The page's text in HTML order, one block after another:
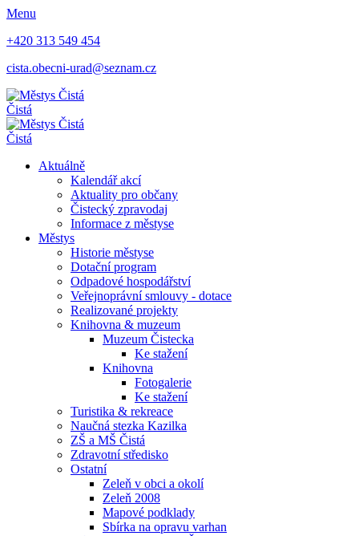
Menu
+420 313 549 454
cista.obecni-urad@seznam.cz
Čistá
Čistá
Aktuálně
Kalendář akcí
Aktuality pro občany
Čistecký zpravodaj
Informace z městyse
Městys
Historie městyse
Dotační program
Odpadové hospodářství
Veřejnoprávní smlouvy - dotace
Realizované projekty
Knihovna & muzeum
Muzeum Čistecka
Ke stažení
Knihovna
Fotogalerie
Ke stažení
Turistika & rekreace
Naučná stezka Kazilka
ZŠ a MŠ Čistá
Zdravotní středisko
Ostatní
Zeleň v obci a okolí
Zeleň 2008
Mapové podklady
Sbírka na opravu varhan